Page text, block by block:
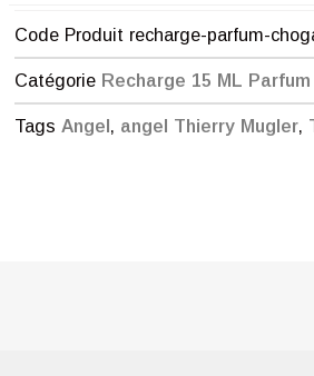
Code Produit recharge-parfum-
Catégorie Recharge 15 ML
Tags Angel , angel Thierry Mugler,